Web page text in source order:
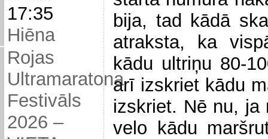
17:35
Hiēna
Rojas
Ultramaratona
Festivāls
2026 –
bija, tad kādā
atraksta, ka
kādu ultriņu 80-
arī izskriet kādu
izskriet. Nē nu, ja
velo kādu